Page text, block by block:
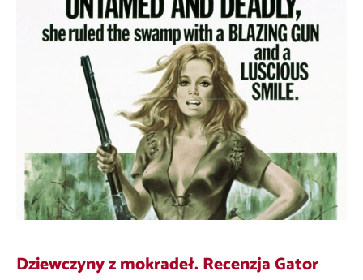
Dziewczyny z mokradeł. Recenzja Gator